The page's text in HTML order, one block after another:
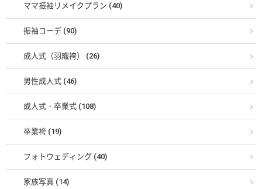
ママ振袖リメイクプラン (40)
振袖コーデ (90)
成人式（羽織袴） (26)
男性成人式 (46)
成人式・卒業式 (108)
卒業袴 (19)
フォトウェディング (40)
家族写真 (14)